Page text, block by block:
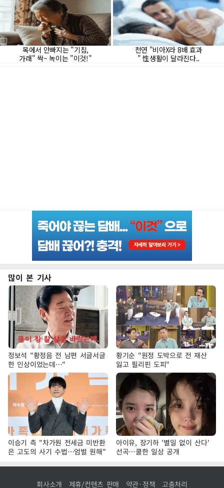
많이 본 기사
정보석 "황정음 전 남편 서글서글
한 인상이었는데…"
황기순 "원정 도박으로 전 재산
잃고 필리핀 도피"
이승기 측 "차가원 전세금 미반환
은 고도의 사기 수법…엄벌 원해"
아이유, 장기하 '별일 없이 산다'
선곡…쿨한 일상 공개
회사소개 제휴/컨텐츠 판매 약관·정책 고충처리